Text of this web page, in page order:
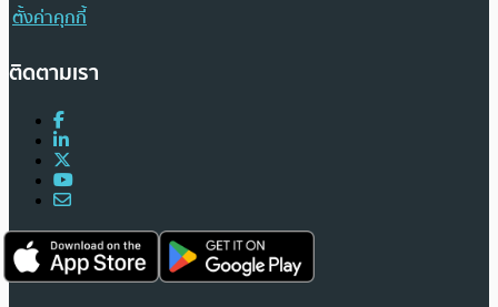
ตั้งค่าคุกกี้
ติดตามเรา